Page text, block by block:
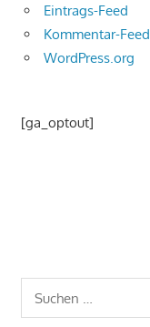
Eintrags-Feed
Kommentar-Feed
WordPress.org
[ga_optout]